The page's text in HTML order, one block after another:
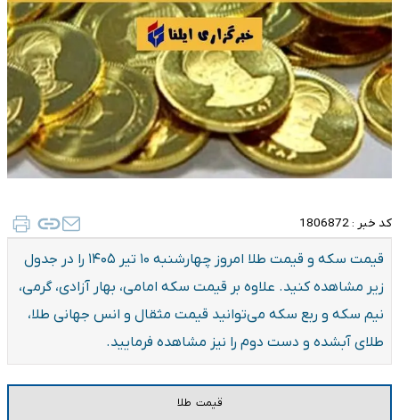
کد خبر : 1806872
قیمت سکه و قیمت طلا امروز چهارشنبه ۱۰ تیر ۱۴۰۵ را در جدول
زیر مشاهده کنید. علاوه بر قیمت سکه امامی، بهار آزادی، گرمی،
نیم سکه و ربع سکه می‌توانید قیمت مثقال و انس جهانی طلا،
طلای آبشده و دست دوم را نیز مشاهده فرمایید.
قیمت طلا